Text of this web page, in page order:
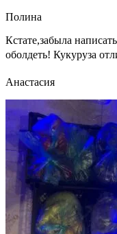
Полина
Кстате,забыла
оболдеть! Кукуруза
Анастасия